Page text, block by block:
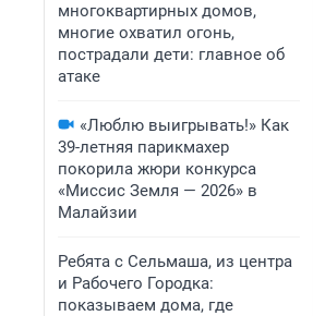
многоквартирных домов,
многие охватил огонь,
пострадали дети: главное об
атаке
«Люблю выигрывать!» Как
39-летняя парикмахер
покорила жюри конкурса
«Миссис Земля — 2026» в
Малайзии
Ребята с Сельмаша, из центра
и Рабочего Городка:
показываем дома, где